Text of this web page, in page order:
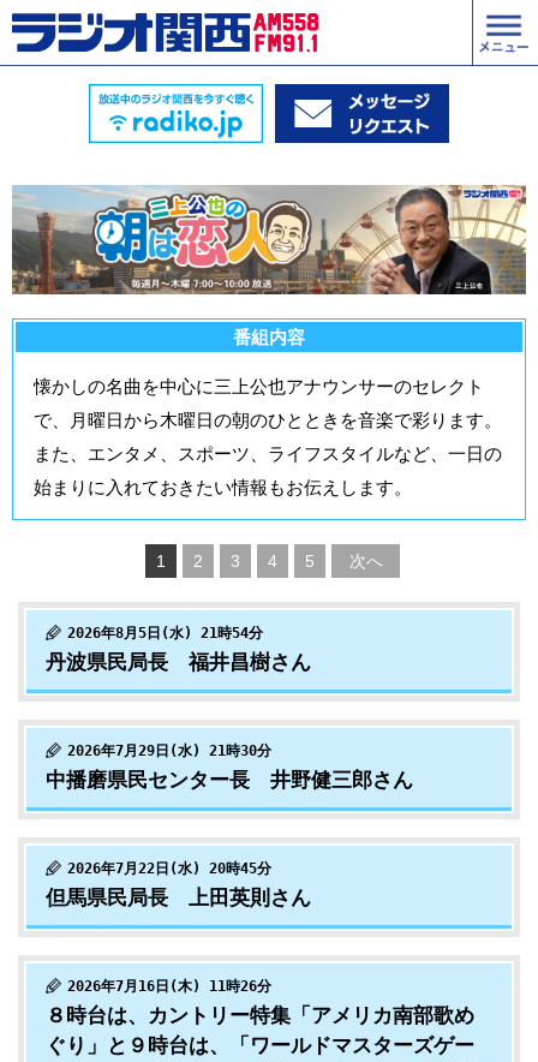
番組内容
懐かしの名曲を中心に三上公也アナウンサーのセレクト
で、月曜日から木曜日の朝のひとときを音楽で彩ります。
また、エンタメ、スポーツ、ライフスタイルなど、一日の
始まりに入れておきたい情報もお伝えします。
1 2 3 4 5 次へ
2026年8月5日(水) 21時54分
丹波県民局長 福井昌樹さん
2026年7月29日(水) 21時30分
中播磨県民センター長 井野健三郎さん
2026年7月22日(水) 20時45分
但馬県民局長 上田英則さん
2026年7月16日(木) 11時26分
８時台は、カントリー特集「アメリカ南部歌め
ぐり」と９時台は、「ワールドマスターズゲー